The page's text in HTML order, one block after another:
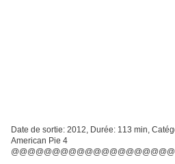
Date de sortie: 2012, Durée: 113 min,
American Pie 4